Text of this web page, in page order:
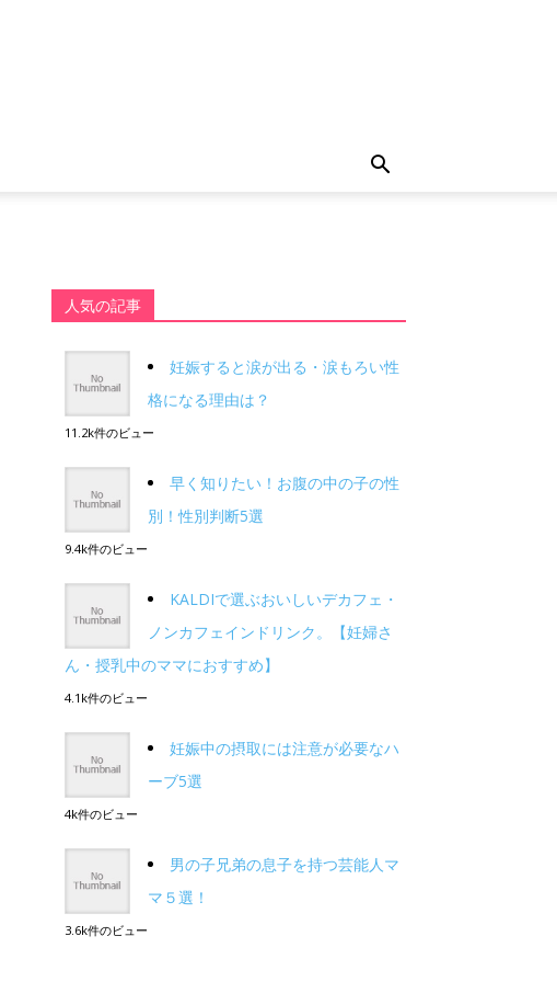
人気の記事
妊娠すると涙が出る・涙もろい性
格になる理由は？
11.2k件のビュー
早く知りたい！お腹の中の子の性
別！性別判断5選
9.4k件のビュー
KALDIで選ぶおいしいデカフェ・
ノンカフェインドリンク。【妊婦さ
ん・授乳中のママにおすすめ】
4.1k件のビュー
妊娠中の摂取には注意が必要なハ
ーブ5選
4k件のビュー
男の子兄弟の息子を持つ芸能人マ
マ５選！
3.6k件のビュー